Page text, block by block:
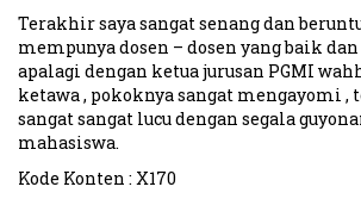
Terakhir saya sangat senang dan
mempunya dosen – dosen yang baik
apalagi dengan ketua jurusan PGMI
ketawa , pokoknya sangat mengayomi ,
sangat sangat lucu dengan segala
mahasiswa.
Kode Konten : X170